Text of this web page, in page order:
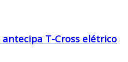
antecipa T-Cross elétrico